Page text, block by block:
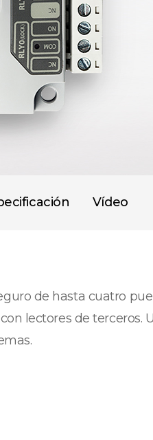
Vídeo
de hasta cuatro
lectores de